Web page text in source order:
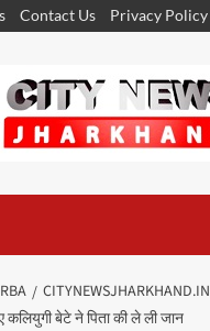
Contact Us Privacy Policy
CITYNEWSJHARKHAND.IN
कलियुगी बेटे ने पिता की ले ली जान